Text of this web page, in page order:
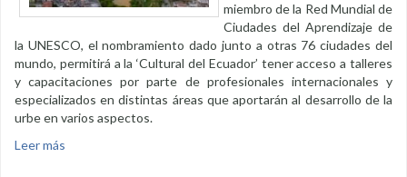
miembro de la Red Mundial de
Ciudades del Aprendizaje de
la UNESCO, el nombramiento dado junto a otras 76 ciudades del
mundo, permitirá a la ‘Cultural del Ecuador’ tener acceso a talleres
y capacitaciones por parte de profesionales internacionales y
especializados en distintas áreas que aportarán al desarrollo de la
urbe en varios aspectos.
Leer más